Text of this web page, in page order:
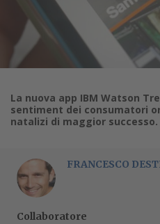
La nuova app IBM Watson
sentiment dei consumatori
natalizi di maggior successo.
FRANCESCO
Collaboratore